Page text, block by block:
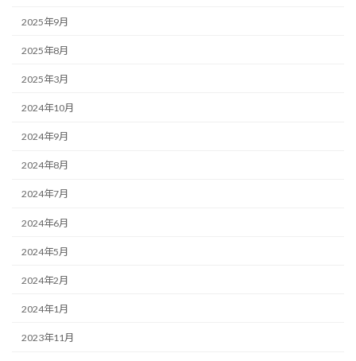
2025年9月
2025年8月
2025年3月
2024年10月
2024年9月
2024年8月
2024年7月
2024年6月
2024年5月
2024年2月
2024年1月
2023年11月